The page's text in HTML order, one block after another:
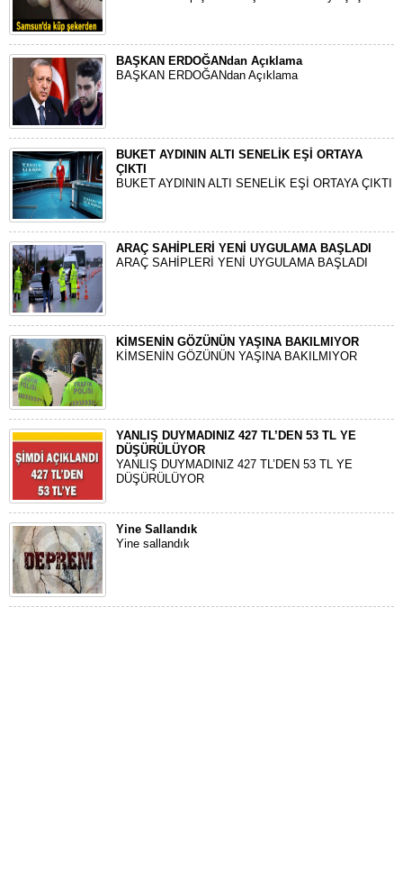
BAŞKAN ERDOĞANdan Açıklama
BAŞKAN ERDOĞANdan Açıklama
BUKET AYDININ ALTI SENELİK EŞİ ORTAYA
ÇIKTI
BUKET AYDININ ALTI SENELİK EŞİ ORTAYA ÇIKTI
ARAÇ SAHİPLERİ YENİ UYGULAMA BAŞLADI
ARAÇ SAHİPLERİ YENİ UYGULAMA BAŞLADI
KİMSENİN GÖZÜNÜN YAŞINA BAKILMIYOR
KİMSENİN GÖZÜNÜN YAŞINA BAKILMIYOR
YANLIŞ DUYMADINIZ 427 TL’DEN 53 TL YE
DÜŞÜRÜLÜYOR
YANLIŞ DUYMADINIZ 427 TL’DEN 53 TL YE
DÜŞÜRÜLÜYOR
Yine Sallandık
Yine sallandık